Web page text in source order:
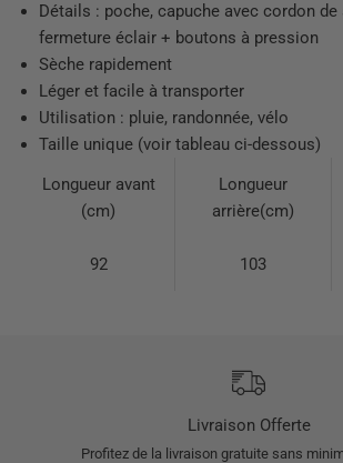
Détails : poche, capuche avec cordon de
fermeture éclair + boutons à pression
Sèche rapidement
Léger et facile à transporter
Utilisation : pluie, randonnée, vélo
Taille unique (voir tableau ci-dessous)
Longueur avant
(cm)
Longueur
arrière(cm)
92 103
Livraison Offerte
Profitez de la livraison gratuite sans